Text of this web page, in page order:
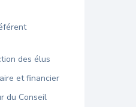
des élus
et financier
du Conseil